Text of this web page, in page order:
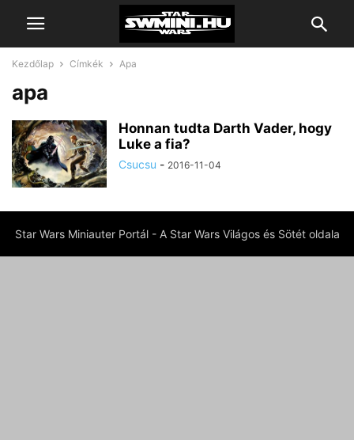
Kezdőlap Címkék Apa
apa
Honnan tudta Darth Vader, hogy
Luke a fia?
Csucsu - 2016-11-04
Star Wars Miniauter Portál - A Star Wars Világos és Sötét oldala